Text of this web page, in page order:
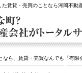
賃貸・売買のことなら河岡不動
ら、賃貸・売買なんでも「有